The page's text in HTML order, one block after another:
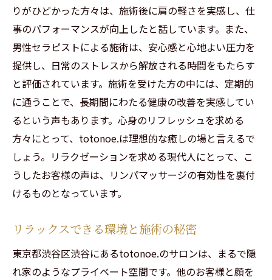
りがひどかった方々は、施術後に肩の軽さを実感し、仕
事のパフォーマンスが向上したと話しています。また、
男性セラピストによる施術は、安心感と心地よい圧力を
提供し、日常のストレスから解放される時間をもたらす
と評価されています。施術を受けた方の中には、定期的
に通うことで、長期間にわたる健康の改善を実感してい
るという声もあります。心身のリフレッシュを求める
方々にとって、totonoe.は理想的な癒しの場と言えるで
しょう。リラクゼーションを求める現代人にとって、こ
うしたお客様の声は、リンパマッサージの有効性を裏付
けるものとなっています。
リラックスできる環境と施術の秘密
東京都渋谷区渋谷にあるtotonoe.のサロンは、まるで隠
れ家のようなプライベート空間です。他のお客様と顔を